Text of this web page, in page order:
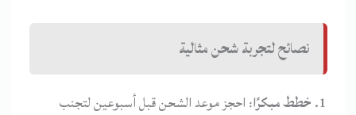
نصائح لتجربة شحن مثالية
خطط مبكرًا: احجز موعد الشحن قبل أسبوعين لتجنب